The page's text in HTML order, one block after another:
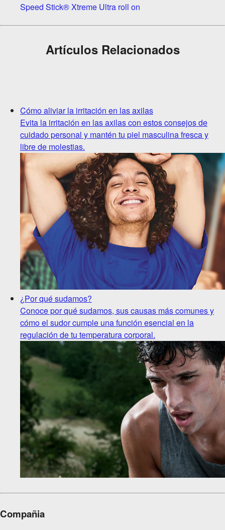
Speed Stick® Xtreme Ultra roll on
Artículos Relacionados
Cómo aliviar la irritación en las axilas
Evita la irritación en las axilas con estos consejos de
cuidado personal y mantén tu piel masculina fresca y
libre de molestias.
¿Por qué sudamos?
Conoce por qué sudamos, sus causas más comunes y
cómo el sudor cumple una función esencial en la
regulación de tu temperatura corporal.
Compañia